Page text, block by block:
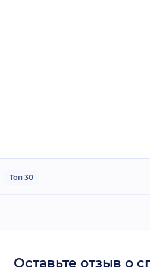
Топ 30
Оставьте отзыв о